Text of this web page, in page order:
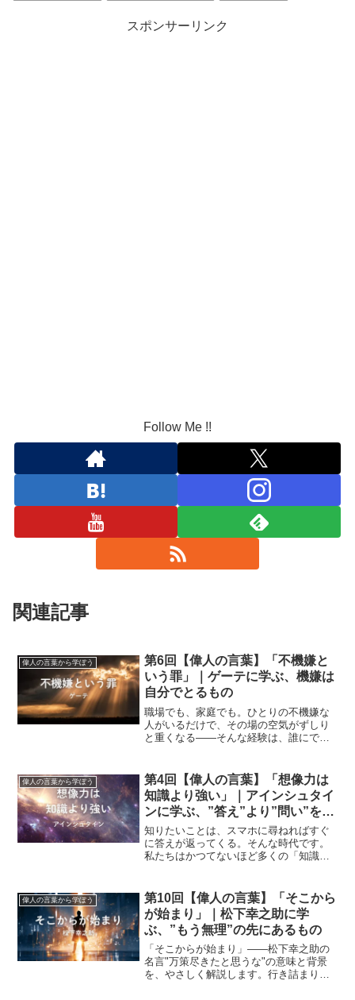
スポンサーリンク
Follow Me !!
関連記事
偉人の言葉から学ぼう
第6回【偉人の言葉】「不機嫌と
いう罪」｜ゲーテに学ぶ、機嫌は
自分でとるもの
職場でも、家庭でも。ひとりの不機嫌な
人がいるだけで、その場の空気がずしり
と重くなる——そんな経験は、誰にでも
る側」になってしまうことも。ドイツが
生んだ文豪ゲーテは、この誰もが持つ"不
機嫌"について、ドキッとするほど厳しい
言葉を残しています。
偉人の言葉から学ぼう
第4回【偉人の言葉】「想像力は
知識より強い」｜アインシュタイ
ンに学ぶ、”答え”より”問い”を持
つ力
知りたいことは、スマホに尋ねればすぐ
に答えが返ってくる。そんな時代です。
私たちはかつてないほど多くの「知識」
に入るのに、なぜ新しいものを生み出す
のは、こんなに難しいんだろう」と。そ
の答えのヒントを、20世紀最大の天才と
も言われる物理学者、アインシュタイン
が残しています。意外にも彼が一番大切
にしていたのは、ぎっしり詰め込んだ知
識ではありませんでした。
偉人の言葉から学ぼう
第10回【偉人の言葉】「そこから
が始まり」｜松下幸之助に学
ぶ、”もう無理”の先にあるもの
「そこからが始まり」——松下幸之助の
名言"万策尽きたと思うな"の意味と背景
を、やさしく解説します。行き詰まりは